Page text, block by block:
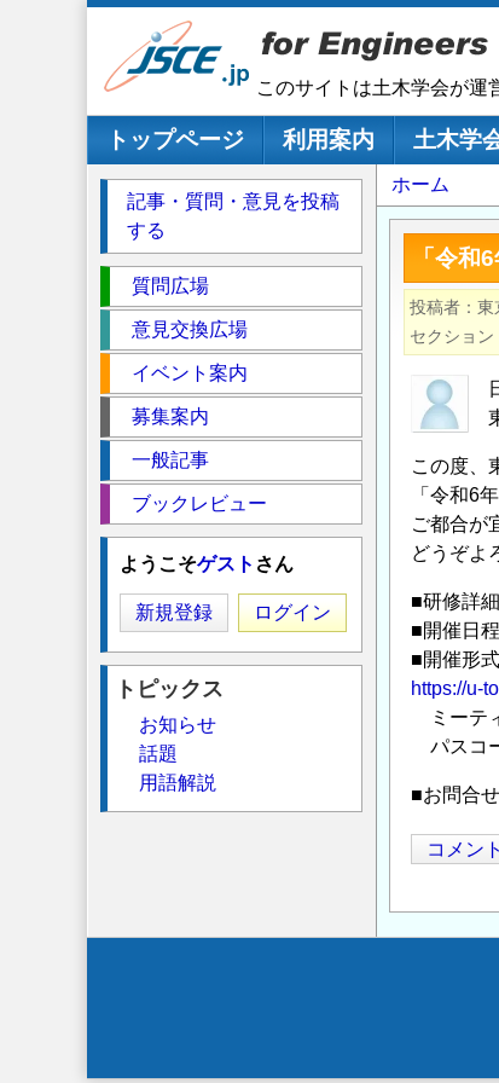
このサイトは土木学会が運
メインナビゲーション
トップページ 利用案内 土木学
パ
ン
ず
ホーム
「令和
投稿者 東
セクション
この度、
「令和6
ご都合が
どうぞよ
■研修詳
■開催日
■開催形
https://u-
ミーテ
パスコ
■お問合
コメン
記事・質問・意見を投稿
する
ク
シ
質問広場
意見交換広場
イベント案内
募集案内
一般記事
ブックレビュー
ようこそゲスト さん
新規登録 ログイン
トピックス
お知らせ
話題
用語解説